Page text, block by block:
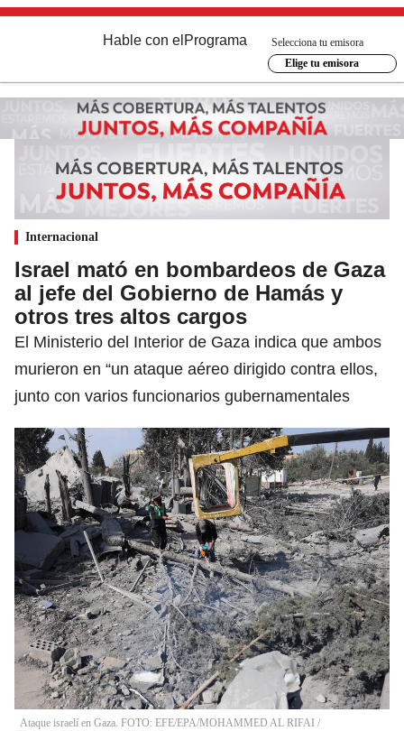
Hable con el Programa
Selecciona tu emisora
Elige tu emisora
Internacional
Israel mató en bombardeos de Gaza
al jefe del Gobierno de Hamás y
otros tres altos cargos
El Ministerio del Interior de Gaza indica que ambos
murieron en “un ataque aéreo dirigido contra ellos,
junto con varios funcionarios gubernamentales
Ataque israelí en Gaza. FOTO: EFE/EPA/MOHAMMED AL RIFAI /